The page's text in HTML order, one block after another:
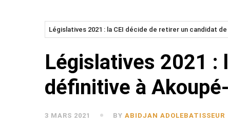
Législatives 2021 : la CEI décide de retirer un candidat
Législatives 2021 :
définitive à
3 MARS 2021 BY ABIDJAN ADOLEBATISSEUR